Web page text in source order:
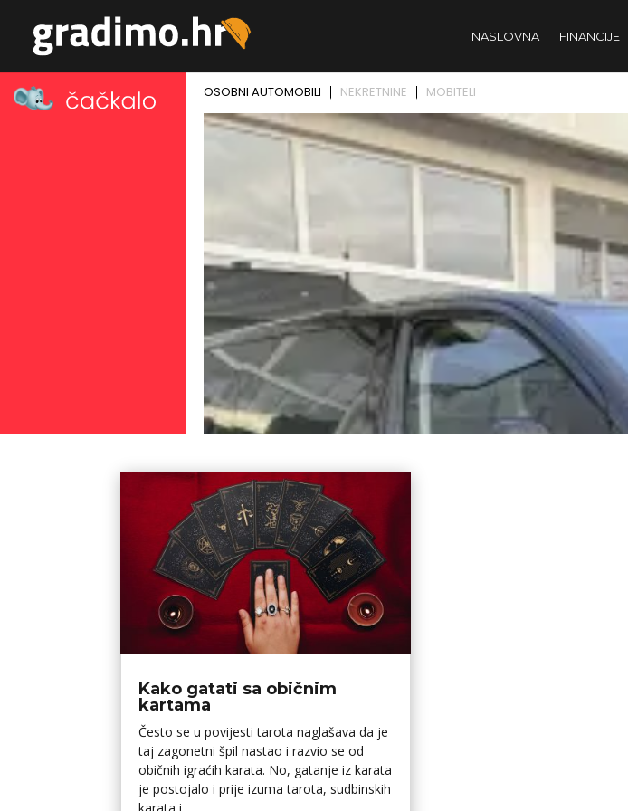
NASLOVNA FINANCIJE
Kako gatati sa običnim
kartama
Često se u povijesti tarota naglašava da je
taj zagonetni špil nastao i razvio se od
običnih igraćih karata. No, gatanje iz karata
je postojalo i prije izuma tarota, sudbinskih